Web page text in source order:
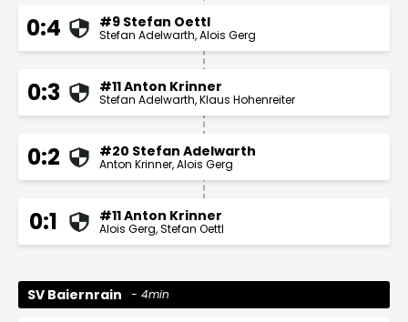
0:4 #9 Stefan Oettl
Stefan Adelwarth Alois Gerg
0:3 #11 Anton Krinner
Stefan Adelwarth Klaus Hohenreiter
0:2 #20 Stefan Adelwarth
Anton Krinner Alois Gerg
0:1 #11 Anton Krinner
Alois Gerg Stefan Oettl
SV Baiernrain 4min